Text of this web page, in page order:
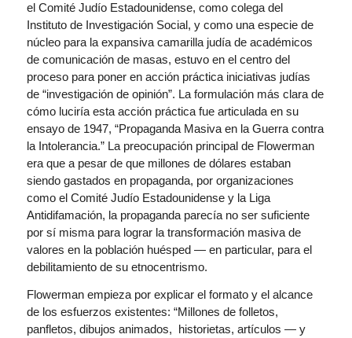
el Comité Judío Estadounidense, como colega del
Instituto de Investigación Social, y como una especie de
núcleo para la expansiva camarilla judía de académicos
de comunicación de masas, estuvo en el centro del
proceso para poner en acción práctica iniciativas judías
de “investigación de opinión”. La formulación más clara de
cómo luciría esta acción práctica fue articulada en su
ensayo de 1947, “Propaganda Masiva en la Guerra contra
la Intolerancia.” La preocupación principal de Flowerman
era que a pesar de que millones de dólares estaban
siendo gastados en propaganda, por organizaciones
como el Comité Judío Estadounidense y la Liga
Antidifamación, la propaganda parecía no ser suficiente
por sí misma para lograr la transformación masiva de
valores en la población huésped — en particular, para el
debilitamiento de su etnocentrismo.
Flowerman empieza por explicar el formato y el alcance
de los esfuerzos existentes: “Millones de folletos,
panfletos, dibujos animados, historietas, artículos — y